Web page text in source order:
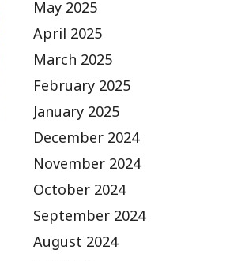
May 2025
April 2025
March 2025
February 2025
January 2025
December 2024
November 2024
October 2024
September 2024
August 2024